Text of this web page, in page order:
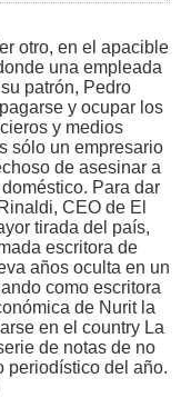
otro, en el apacible
una empleada
patrón, Pedro
y ocupar los
y medios
sólo un empresario
de asesinar a
Para dar
CEO de El
tirada del país,
escritora de
años oculta en un
como escritora
de Nurit la
en el country La
de notas de no
periodístico del año.